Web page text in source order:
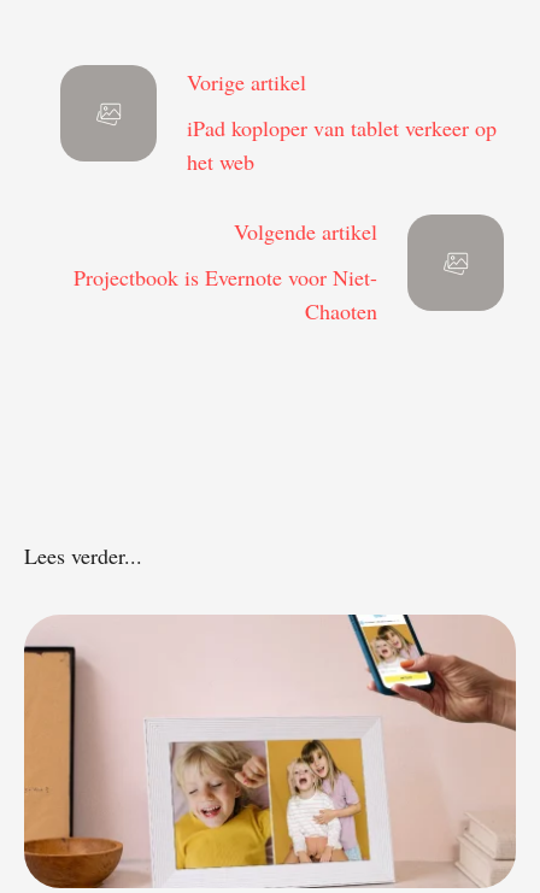
Vorige artikel
iPad koploper van tablet verkeer op
het web
Volgende artikel
Projectbook is Evernote voor Niet-
Chaoten
Lees verder...